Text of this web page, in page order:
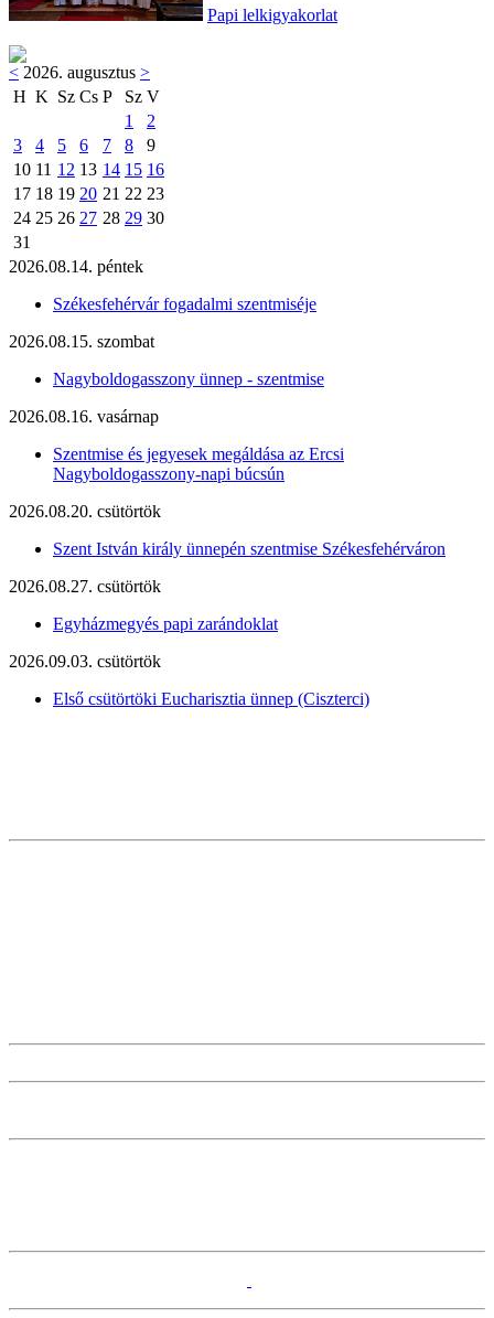
Papi lelkigyakorlat
< 2026. augusztus >
H K Sz Cs P Sz V
1
2
3
4 5 6 7 8
9
10 11 12 13 14 15 16
17 18 19 20 21 22 23
24 25 26 27 28 29 30
31
2026.08.14. péntek
Székesfehérvár fogadalmi szentmiséje
2026.08.15. szombat
Nagyboldogasszony ünnep - szentmise
2026.08.16. vasárnap
Szentmise és jegyesek megáldása az Ercsi
Nagyboldogasszony-napi búcsún
2026.08.20. csütörtök
Szent István király ünnepén szentmise Székesfehérváron
2026.08.27. csütörtök
Egyházmegyés papi zarándoklat
2026.09.03. csütörtök
Első csütörtöki Eucharisztia ünnep (Ciszterci)